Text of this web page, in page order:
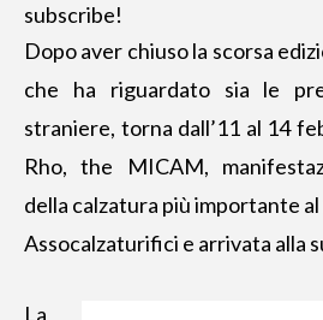
subscribe!
Dopo aver chiuso la scorsa
che ha riguardato sia le
straniere, torna dall’11 al 14
Rho, the MICAM,
della calzatura più importante
Assocalzaturifici e arrivata alla
La